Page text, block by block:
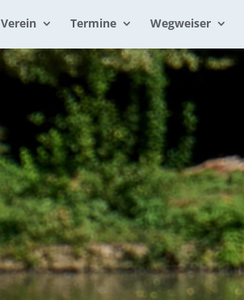
Verein Termine Wegweiser